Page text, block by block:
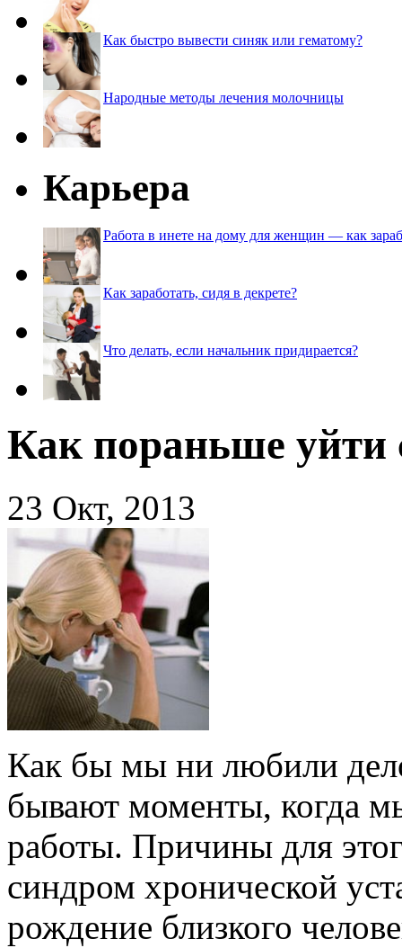
Как быстро вывести синяк или гематому?
Народные методы лечения молочницы
Карьера
Работа в инете на дому для женщин — как
Как заработать, сидя в декрете?
Что делать, если начальник придирается?
Как пораньше уйти
23 Окт, 2013
Как бы мы ни любили
бывают моменты, когда
работы. Причины для
синдром хронической
рождение близкого